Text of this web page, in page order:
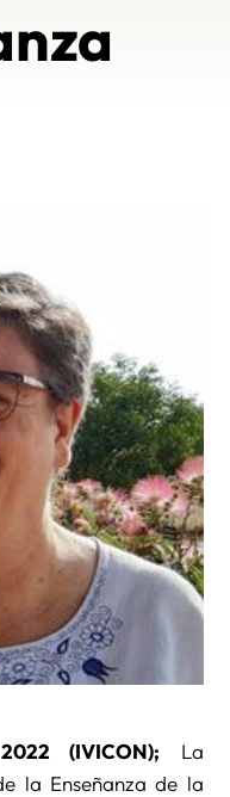
(IVICON); La
la Enseñanza de la